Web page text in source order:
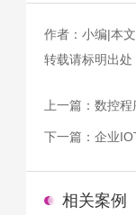
作者：小编|本
转载请标明出处
上一篇： 数控程
下一篇： 企业
相关案例